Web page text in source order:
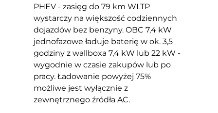
PHEV - zasięg do 79 km WLTP
wystarczy na większość codziennych
dojazdów bez benzyny. OBC 7,4 kW
jednofazowe ładuje baterię w ok. 3,5
godziny z wallboxa 7,4 kW lub 22 kW -
wygodnie w czasie zakupów lub po
pracy. Ładowanie powyżej 75%
możliwe jest wyłącznie z
zewnętrznego źródła AC.